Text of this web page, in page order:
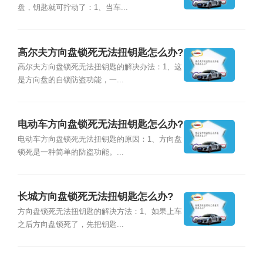
盘，钥匙就可拧动了：1、当车...
高尔夫方向盘锁死无法扭钥匙怎么办?
高尔夫方向盘锁死无法扭钥匙的解决办法：1、这
是方向盘的自锁防盗功能，一...
电动车方向盘锁死无法扭钥匙怎么办?
电动车方向盘锁死无法扭钥匙的原因：1、方向盘
锁死是一种简单的防盗功能。...
长城方向盘锁死无法扭钥匙怎么办?
方向盘锁死无法扭钥匙的解决方法：1、如果上车
之后方向盘锁死了，先把钥匙...